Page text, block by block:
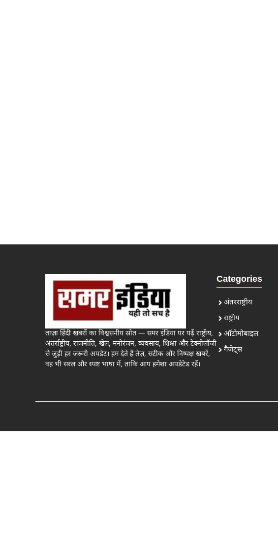
ताज़ा हिंदी खबरों का विश्वसनीय स्रोत — समर इंडिया पर पढ़ें राष्ट्रीय,
अंतर्राष्ट्रीय, राजनीति, खेल, मनोरंजन, व्यवसाय, शिक्षा और टेक्नोलॉजी
से जुड़ी हर जरूरी अपडेट। हम देते हैं तेज़, सटीक और निष्पक्ष खबरें,
वह भी सरल और स्पष्ट भाषा में, ताकि आप हमेशा अपडेटेड रहें।
Categories
अंतरराष्ट्रीय
राष्ट्रीय
ऑटोमोबाइल
गैजेट्स